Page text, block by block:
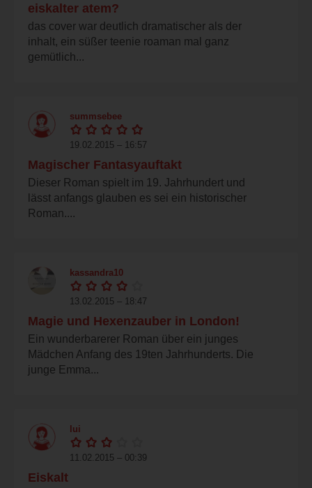
eiskalter atem?
das cover war deutlich dramatischer als der
inhalt, ein süßer teenie roaman mal ganz
gemütlich...
summsebee
19.02.2015 – 16:57
Magischer Fantasyauftakt
Dieser Roman spielt im 19. Jahrhundert und
lässt anfangs glauben es sei ein historischer
Roman....
kassandra10
13.02.2015 – 18:47
Magie und Hexenzauber in London!
Ein wunderbarerer Roman über ein junges
Mädchen Anfang des 19ten Jahrhunderts. Die
junge Emma...
lui
11.02.2015 – 00:39
Eiskalt